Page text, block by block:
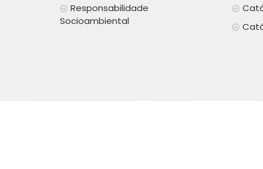
Responsabilidade
Socioambiental